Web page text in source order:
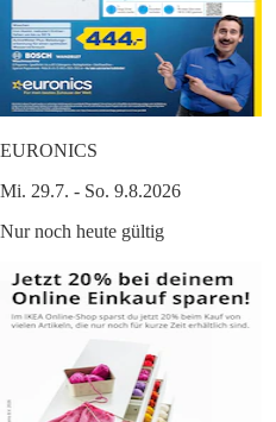
EURONICS
Mi. 29.7. - So. 9.8.2026
Nur noch heute gültig